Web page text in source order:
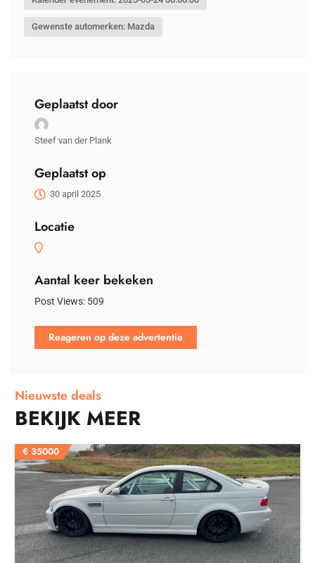
Gewenste automerken: Mazda
Geplaatst door
Steef van der Plank
Geplaatst op
30 april 2025
Locatie
Aantal keer bekeken
Post Views: 509
Reageren op deze advertentie
Nieuwste deals
BEKIJK MEER
€ 35000